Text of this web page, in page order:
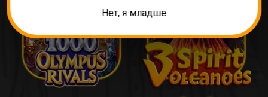
Нет, я младше